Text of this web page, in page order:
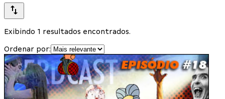
Exibindo 1 resultados encontrados.
Ordenar por: